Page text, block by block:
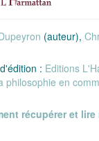
(auteur),
: Editions
philosophie en
récupérer et